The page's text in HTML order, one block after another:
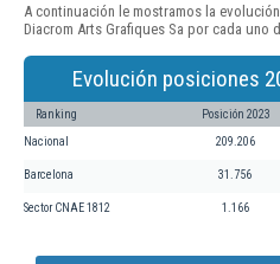
A continuación le mostramos la
Diacrom Arts Grafiques Sa por cada uno
Evolución posiciones
Ranking Posición 2023
Nacional 209.206
Barcelona 31.756
Sector CNAE 1812 1.166